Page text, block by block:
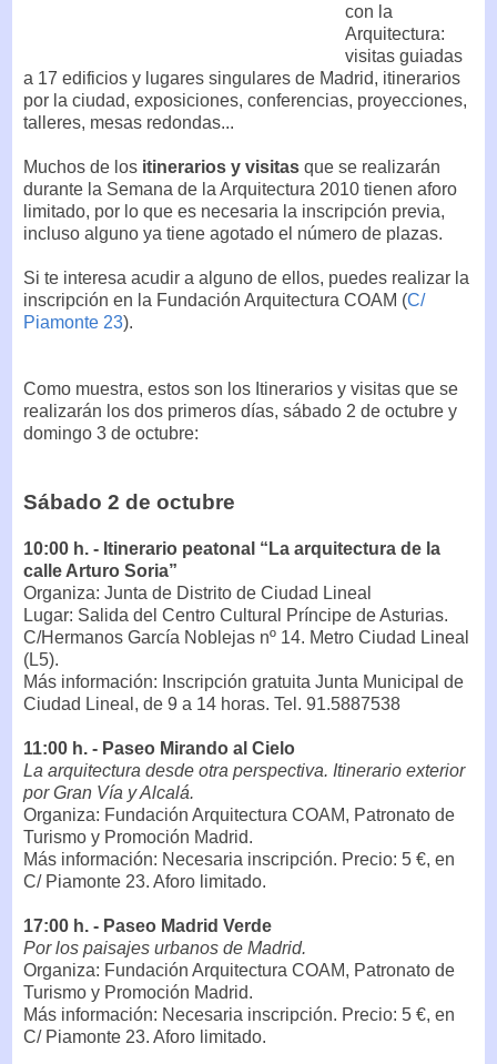
con la
Arquitectura:
visitas guiadas
a 17 edificios y lugares singulares de Madrid, itinerarios
por la ciudad, exposiciones, conferencias, proyecciones,
talleres, mesas redondas...
Muchos de los itinerarios y visitas que se realizarán
durante la Semana de la Arquitectura 2010 tienen aforo
limitado, por lo que es necesaria la inscripción previa,
incluso alguno ya tiene agotado el número de plazas.
Si te interesa acudir a alguno de ellos, puedes realizar la
inscripción en la Fundación Arquitectura COAM (C/
Piamonte 23).
Como muestra, estos son los Itinerarios y visitas que se
realizarán los dos primeros días, sábado 2 de octubre y
domingo 3 de octubre:
Sábado 2 de octubre
10:00 h. - Itinerario peatonal “La arquitectura de la
calle Arturo Soria”
Organiza: Junta de Distrito de Ciudad Lineal
Lugar: Salida del Centro Cultural Príncipe de Asturias.
C/Hermanos García Noblejas nº 14. Metro Ciudad Lineal
(L5).
Más información: Inscripción gratuita Junta Municipal de
Ciudad Lineal, de 9 a 14 horas. Tel. 91.5887538
11:00 h. - Paseo Mirando al Cielo
La arquitectura desde otra perspectiva. Itinerario exterior
por Gran Vía y Alcalá.
Organiza: Fundación Arquitectura COAM, Patronato de
Turismo y Promoción Madrid.
Más información: Necesaria inscripción. Precio: 5 €, en
C/ Piamonte 23. Aforo limitado.
17:00 h. - Paseo Madrid Verde
Por los paisajes urbanos de Madrid.
Organiza: Fundación Arquitectura COAM, Patronato de
Turismo y Promoción Madrid.
Más información: Necesaria inscripción. Precio: 5 €, en
C/ Piamonte 23. Aforo limitado.